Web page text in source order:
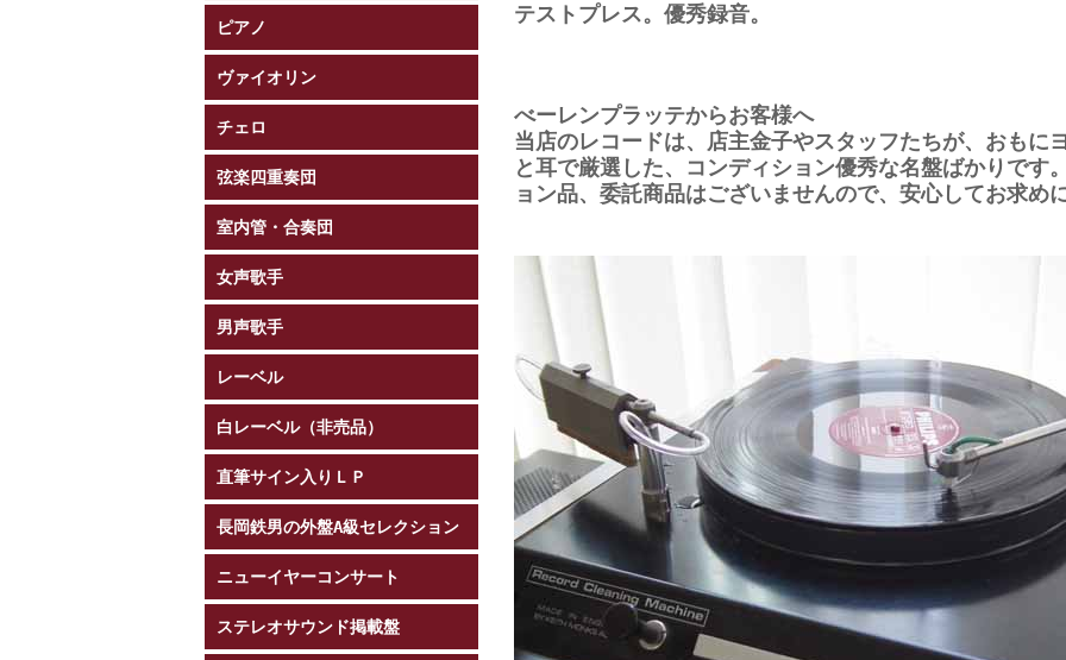
テストプレス。優秀録音。
べーレンプラッテからお客様へ
当店のレコードは、店主金子やスタッフたちが、おもに
と耳で厳選した、コンディション優秀な名盤ばかりです
ョン品、委託商品はございませんので、安心してお求め
ピアノ
ヴァイオリン
チェロ
弦楽四重奏団
室内管・合奏団
女声歌手
男声歌手
レーベル
白レーベル（非売品）
直筆サイン入りＬＰ
長岡鉄男の外盤A級セレクション
ニューイヤーコンサート
ステレオサウンド掲載盤